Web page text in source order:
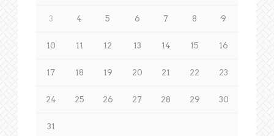
3 4 5 6 7 8 9
10 11 12 13 14 15 16
17 18 19 20 21 22 23
24 25 26 27 28 29 30
31